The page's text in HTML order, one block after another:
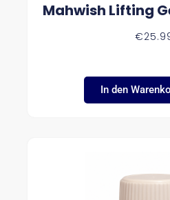
Mahwish Lifting
€
In den